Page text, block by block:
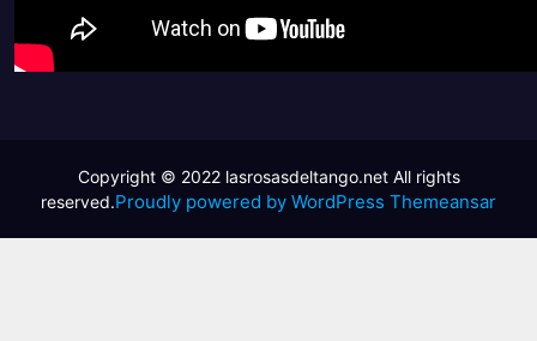
Proudly powered by WordPress Themeansar